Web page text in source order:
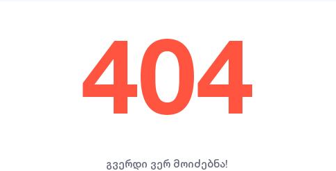
404
გვერდი ვერ მოიძებნა!